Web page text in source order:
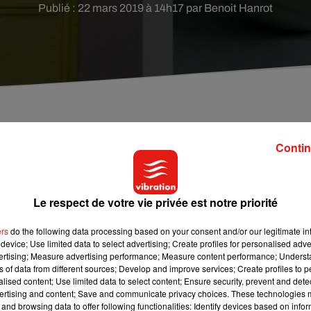
Publié : 22 mars 2019 à 14h17 par Benoit Hanrot
: la santé et la distribution de
le second La Poste.
de nouveaux collaborateurs. Vendredi 29 mars, il organisera
recruter des infirmiers et aides-soignants qui travailleront
pour l’été prochain dans différents secteurs comme la
choisir leur période de travail (du 11 juillet au 4 août,
postuler, vous pouvez le sur le site :https://supersoignants.fr/
en Sarthe. Une soixantaine de postes est à pourvoir en CDI.
Le respect de votre vie privée est notre priorité
do the following data processing based on your consent and/or our legitimate
Use limited data to select advertising; Create profiles for personalised
Measure advertising performance; Measure content performance;
of data from different sources; Develop and improve services; Create profiles to
content; Use limited data to select content; Ensure security, prevent and
and content; Save and communicate privacy choices. These technologies
browsing data to offer following functionalities: Identify devices based on